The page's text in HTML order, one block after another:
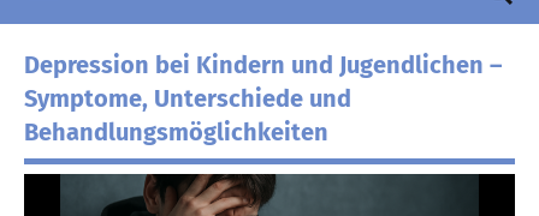
Nedoschill
und
Psychotherapie
Depression bei Kindern und Jugendlichen –
Symptome, Unterschiede und
Behandlungsmöglichkeiten